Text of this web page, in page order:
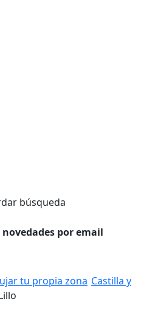
búsqueda
por email
tu propia zona Castilla y